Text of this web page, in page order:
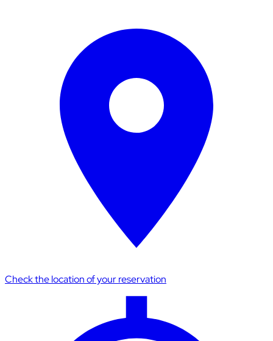
Check the location of your reservation